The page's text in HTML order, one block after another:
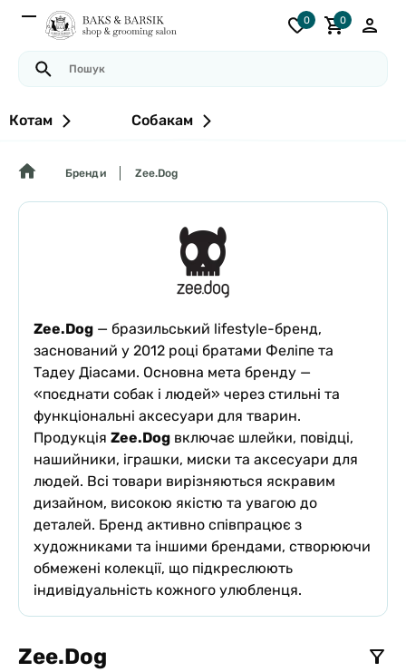
0 0
Котам Собакам
Бренди Zee.Dog
Zee.Dog — бразильський lifestyle-бренд,
заснований у 2012 році братами Феліпе та
Тадеу Діасами. Основна мета бренду —
«поєднати собак і людей» через стильні та
функціональні аксесуари для тварин.
Продукція Zee.Dog включає шлейки, повідці,
нашийники, іграшки, миски та аксесуари для
людей. Всі товари вирізняються яскравим
дизайном, високою якістю та увагою до
деталей. Бренд активно співпрацює з
художниками та іншими брендами, створюючи
обмежені колекції, що підкреслюють
індивідуальність кожного улюбленця.
Zee.Dog